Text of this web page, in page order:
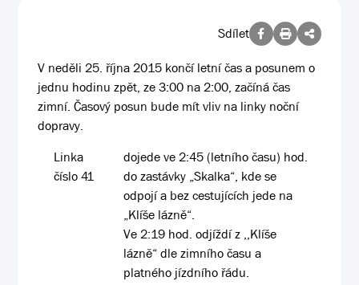
Sdílet
V neděli 25. října 2015 končí letní čas a posunem o
jednu hodinu zpět, ze 3:00 na 2:00, začíná čas
zimní. Časový posun bude mít vliv na linky noční
dopravy.
Linka
číslo 41
dojede ve 2:45 (letního času) hod.
do zastávky „Skalka“, kde se
odpojí a bez cestujících jede na
„Klíše lázně“.
Ve 2:19 hod. odjíždí z ,,Klíše
lázně“ dle zimního času a
platného jízdního řádu.